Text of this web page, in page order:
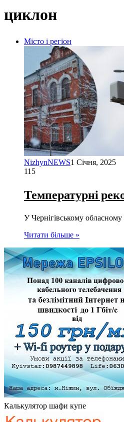
циклон
Місто і регіон
NizhynNEWS1 Січня, 2025
115
Температурні
У Чернігівському обласному
Читати більше »
Калькулятор шафи купе